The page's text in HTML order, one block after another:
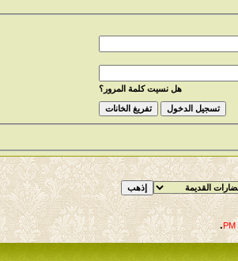
هل نسيت كلمة المرور؟
.